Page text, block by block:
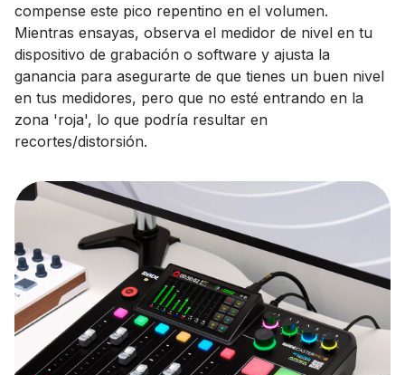
compense este pico repentino en el volumen.
Mientras ensayas, observa el medidor de nivel en tu
dispositivo de grabación o software y ajusta la
ganancia para asegurarte de que tienes un buen nivel
en tus medidores, pero que no esté entrando en la
zona 'roja', lo que podría resultar en
recortes/distorsión.